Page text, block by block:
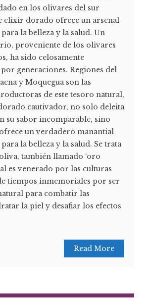
en los olivares del sur
elixir dorado ofrece un arsenal
la belleza y la salud. Un
proveniente de los olivares
ha sido celosamente
generaciones. Regiones del
y Moquegua son las
de este tesoro natural,
cautivador, no solo deleita
su sabor incomparable, sino
un verdadero manantial
la belleza y la salud. Se trata
también llamado ‘oro
es venerado por las culturas
tiempos inmemoriales por ser
para combatir las
la piel y desafiar los efectos
Read More